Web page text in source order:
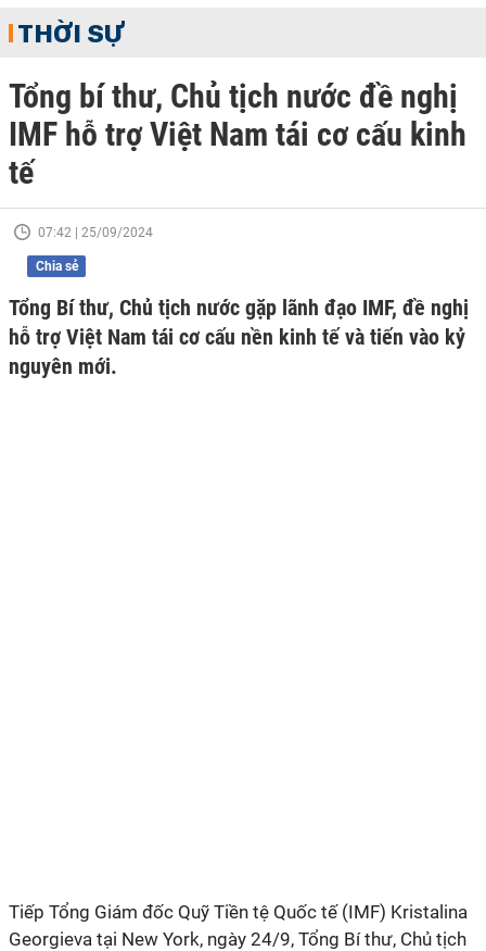
THỜI SỰ
Tổng bí thư, Chủ tịch nước đề nghị
IMF hỗ trợ Việt Nam tái cơ cấu kinh
tế
07:42 | 25/09/2024
Chia sẻ
Tổng Bí thư, Chủ tịch nước gặp lãnh đạo IMF, đề nghị
hỗ trợ Việt Nam tái cơ cấu nền kinh tế và tiến vào kỷ
nguyên mới.
Tiếp Tổng Giám đốc Quỹ Tiền tệ Quốc tế (IMF) Kristalina
Georgieva tại New York, ngày 24/9, Tổng Bí thư, Chủ tịch